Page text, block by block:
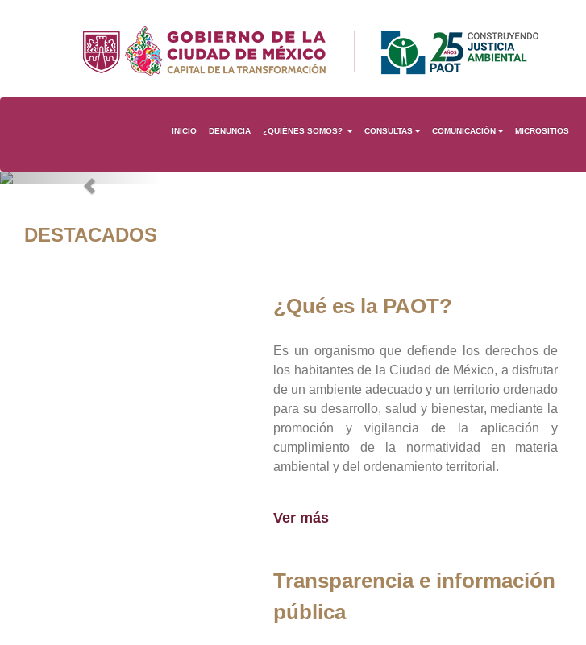
INICIO DENUNCIA ¿QUIÉNES SOMOS? CONSULTAS COMUNICACIÓN MICROSITIOS
Previous
DESTACADOS
¿Qué es la PAOT?
Es un organismo que defiende los derechos de
los habitantes de la Ciudad de México, a disfrutar
de un ambiente adecuado y un territorio ordenado
para su desarrollo, salud y bienestar, mediante la
promoción y vigilancia de la aplicación y
cumplimiento de la normatividad en materia
ambiental y del ordenamiento territorial.
Ver más
Transparencia e información
pública